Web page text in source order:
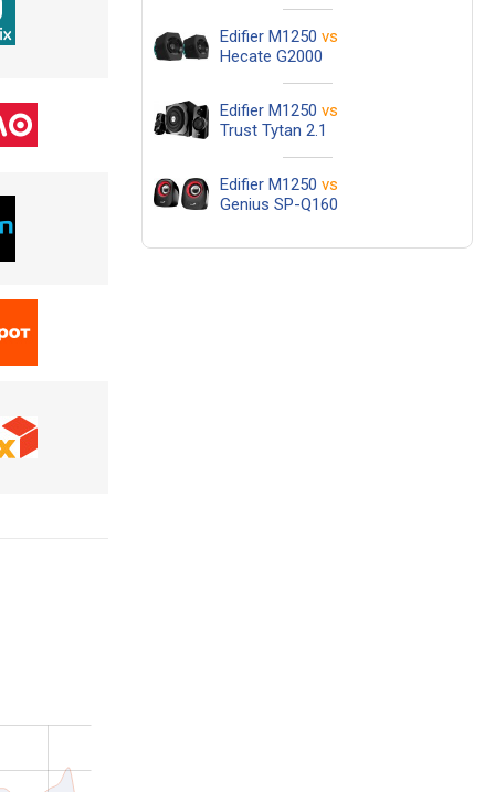
Edifier M1250 vs
Hecate G2000
Edifier M1250 vs
Trust Tytan 2.1
Edifier M1250 vs
Genius SP-Q160